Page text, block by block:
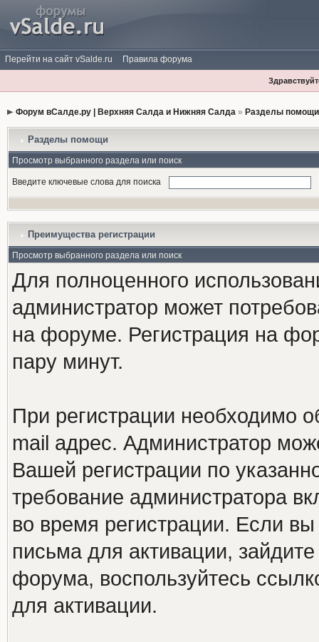
Перейти на сайт vSalde.ru Правила форума
Форум вСалде.ру | Верхняя Салда и Нижняя Салда» Разделы
Разделы помощи
Просмотр выбранного раздела или поиск
Введите ключевые слова для поиска
Преимущества регистрации
Просмотр выбранного раздела или поиск
Для полноценного
администратор может
на форуме. Регистрация на
пару минут.
При регистрации необходимо
mail адрес. Администратор
Вашей регистрации по
требование администратора
во время регистрации. Если
письма для активации,
форума, воспользуйтесь
для активации.